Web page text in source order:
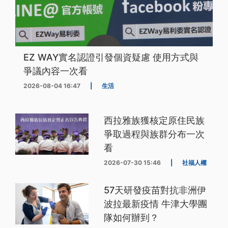
EZ WAY實名認證引發個資疑慮 使用方式與
爭議內容一次看
2026-08-04 16:47 生活
西拉雅族獲核定原住民族
爭取過程與族群分布一次
看
2026-07-30 15:46 社福人權
57天研發疫苗對抗非洲伊
波拉最新疫情 牛津大學團
隊如何辦到？